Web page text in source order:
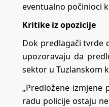
eventualno počinioci
Kritike iz opozicije
Dok predlagači tvrde
upozoravaju da
sektor u Tuzlanskom
„Predložene
radu policije ostaju